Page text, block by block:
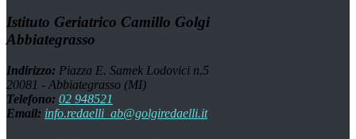
Istituto Geriatrico Camillo Golgi
Abbiategrasso
Indirizzo: Piazza E. Samek Lodovici n.5
20081 - Abbiategrasso (MI)
Telefono: 02 948521
Email: info.redaelli_ab@golgiredaelli.it